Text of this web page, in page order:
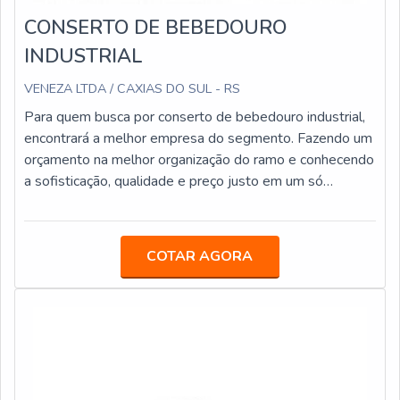
CONSERTO DE BEBEDOURO
INDUSTRIAL
VENEZA LTDA / CAXIAS DO SUL - RS
Para quem busca por conserto de bebedouro industrial,
encontrará a melhor empresa do segmento. Fazendo um
orçamento na melhor organização do ramo e conhecendo
a sofisticação, qualidade e preço justo em um só
BEBEDOURO INDUSTRIALQuem está à procura de
responsável, acha a Veneza Filtros. Com grande
expressão de mercado quando o assunto é bebedouro
COTAR AGORA